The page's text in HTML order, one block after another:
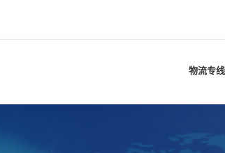
物流专线